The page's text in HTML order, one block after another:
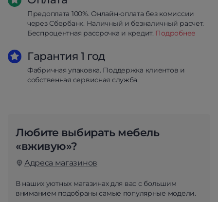
Предоплата 100%. Онлайн-оплата без комиссии
через Сбербанк. Наличный и безналичный расчет.
Беспроцентная рассрочка и кредит. Подробнее
Гарантия 1 год
Фабричная упаковка. Поддержка клиентов и
собственная сервисная служба.
Любите выбирать мебель
«вживую»?
Адреса магазинов
В наших уютных магазинах для вас с большим
вниманием подобраны самые популярные модели.